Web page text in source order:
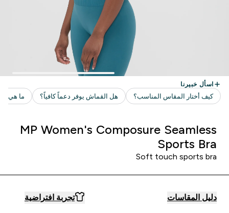
MP Women's Composure Seamless
Sports Bra
Soft touch sports bra
دليل المقاسات تجربة افتراضية